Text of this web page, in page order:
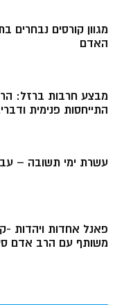
מגוון קורסים נבחרים
האדם
מבצע חרבות ברזל:
התייחסות פנימית
עשרת ימי תשובה –
פאנל אחדות ויהדות -
משותף עם הרב אדם